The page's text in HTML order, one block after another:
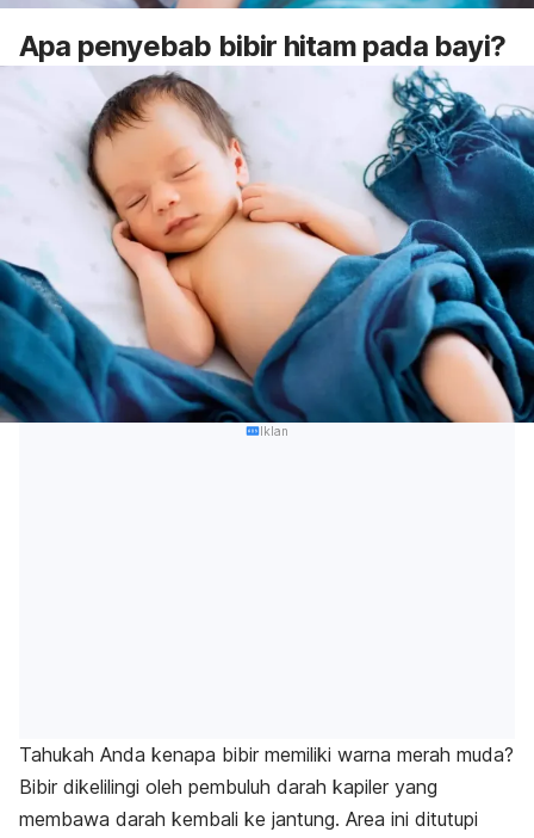
Apa penyebab bibir hitam pada bayi?
Iklan
Tahukah Anda kenapa bibir memiliki warna merah muda?
Bibir dikelilingi oleh pembuluh darah kapiler yang
membawa darah kembali ke jantung. Area ini ditutupi